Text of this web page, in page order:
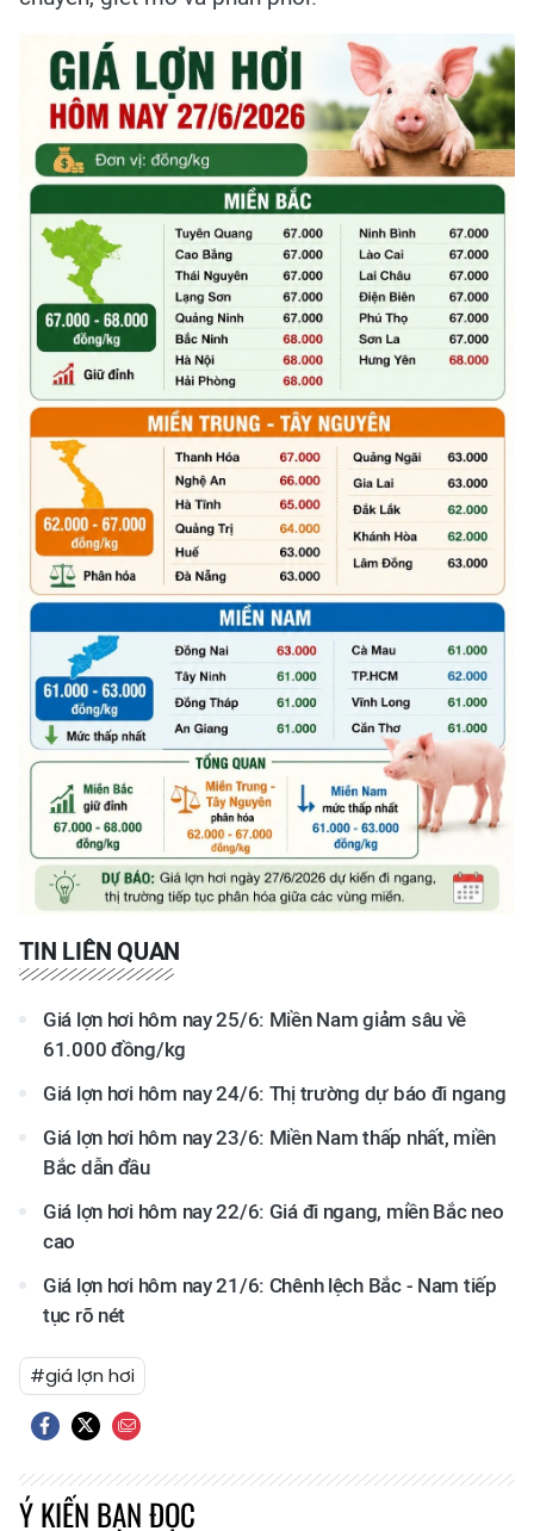
TIN LIÊN QUAN
Giá lợn hơi hôm nay 25/6: Miền Nam giảm sâu về
61.000 đồng/kg
Giá lợn hơi hôm nay 24/6: Thị trường dự báo đi ngang
Giá lợn hơi hôm nay 23/6: Miền Nam thấp nhất, miền
Bắc dẫn đầu
Giá lợn hơi hôm nay 22/6: Giá đi ngang, miền Bắc neo
cao
Giá lợn hơi hôm nay 21/6: Chênh lệch Bắc - Nam tiếp
tục rõ nét
#giá lợn hơi
Ý KIẾN BẠN ĐỌC